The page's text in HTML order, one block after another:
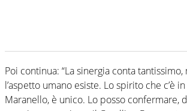
Poi continua: “La sinergia conta
l’aspetto umano esiste. Lo spirito che c’è
Maranello, è unico. Lo posso confermare,